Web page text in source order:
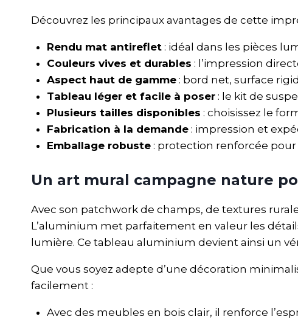
Découvrez les principaux avantages de cette
Rendu mat antireflet: idéal dans les pièces
Couleurs vives et durables : l’impression
Aspect haut de gamme: bord net, surface
Tableau léger et facile à poser: le kit de
Plusieurs tailles disponibles : choisissez le
Fabrication à la demande: impression et
Emballage robuste: protection renforcée
Un art mural campagne nature
Avec son patchwork de champs, de textures
L’aluminium met parfaitement en valeur les
lumière. Ce tableau aluminium devient ainsi un
Que vous soyez adepte d’une décoration
facilement :
Avec des meubles en bois clair, il renforce